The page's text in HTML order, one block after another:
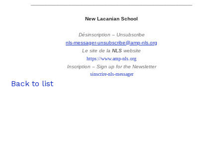
New Lacanian School
Désinscription – Unsubscribe
nls-messager-unsubscribe@amp-nls.org
Le site de la NLS website
https://www.amp-nls.org
Inscription – Sign up for the Newsletter
sinscrire-nls-messager
Back to list